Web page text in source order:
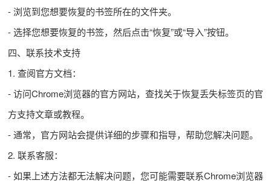
- 浏览到您想要恢复的书签所在的文件夹。
- 选择您想要恢复的书签，然后点击“恢复”或“导入”按钮。
四、联系技术支持
1. 查阅官方文档：
- 访问Chrome浏览器的官方网站，查找关于恢复丢失标签页的官
方支持文章或教程。
- 通常，官方网站会提供详细的步骤和指导，帮助您解决问题。
2. 联系客服：
- 如果上述方法都无法解决问题，您可能需要联系Chrome浏览器